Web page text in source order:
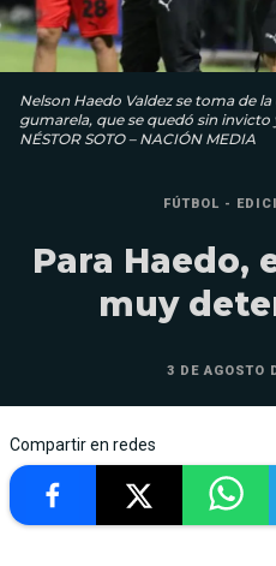
Nelson Haedo Valdez se toma de
gumarela, que se quedó sin invicto
NÉSTOR SOTO – NACIÓN MEDIA
FÚTBOL -
Para Haedo,
muy
3 DE AGOSTO
Compartir en redes